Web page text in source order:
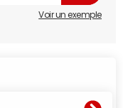
Voir un exemple